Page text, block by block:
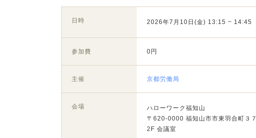
日時 2026年7月10日(金) 13:15 ~ 14:45
参加費 0円
主催 京都労働局
会場
ハローワーク福知山
〒620-0000 福知山市市東羽合町３７
2F 会議室